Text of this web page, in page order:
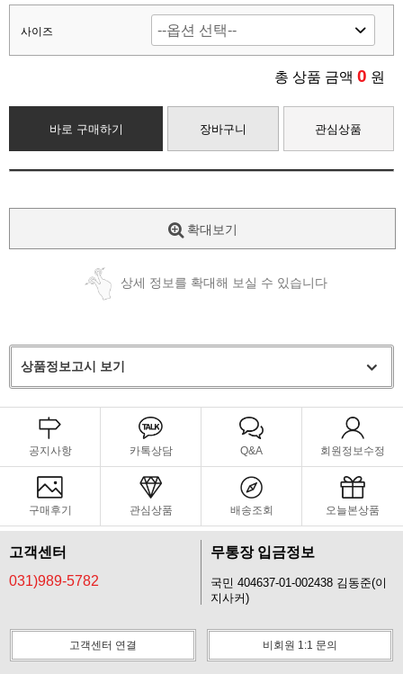
사이즈
총 상품 금액 0 원
바로 구매하기 장바구니 관심상품
확대보기
상세 정보를 확대해 보실 수 있습니다
상품정보고시 보기
공지사항 카톡상담 Q&A 회원정보수정
구매후기 관심상품 배송조회 오늘본상품
고객센터
031)989-5782
무통장 입금정보
국민 404637-01-002438 김동준(이
지사커)
고객센터 연결 비회원 1:1 문의